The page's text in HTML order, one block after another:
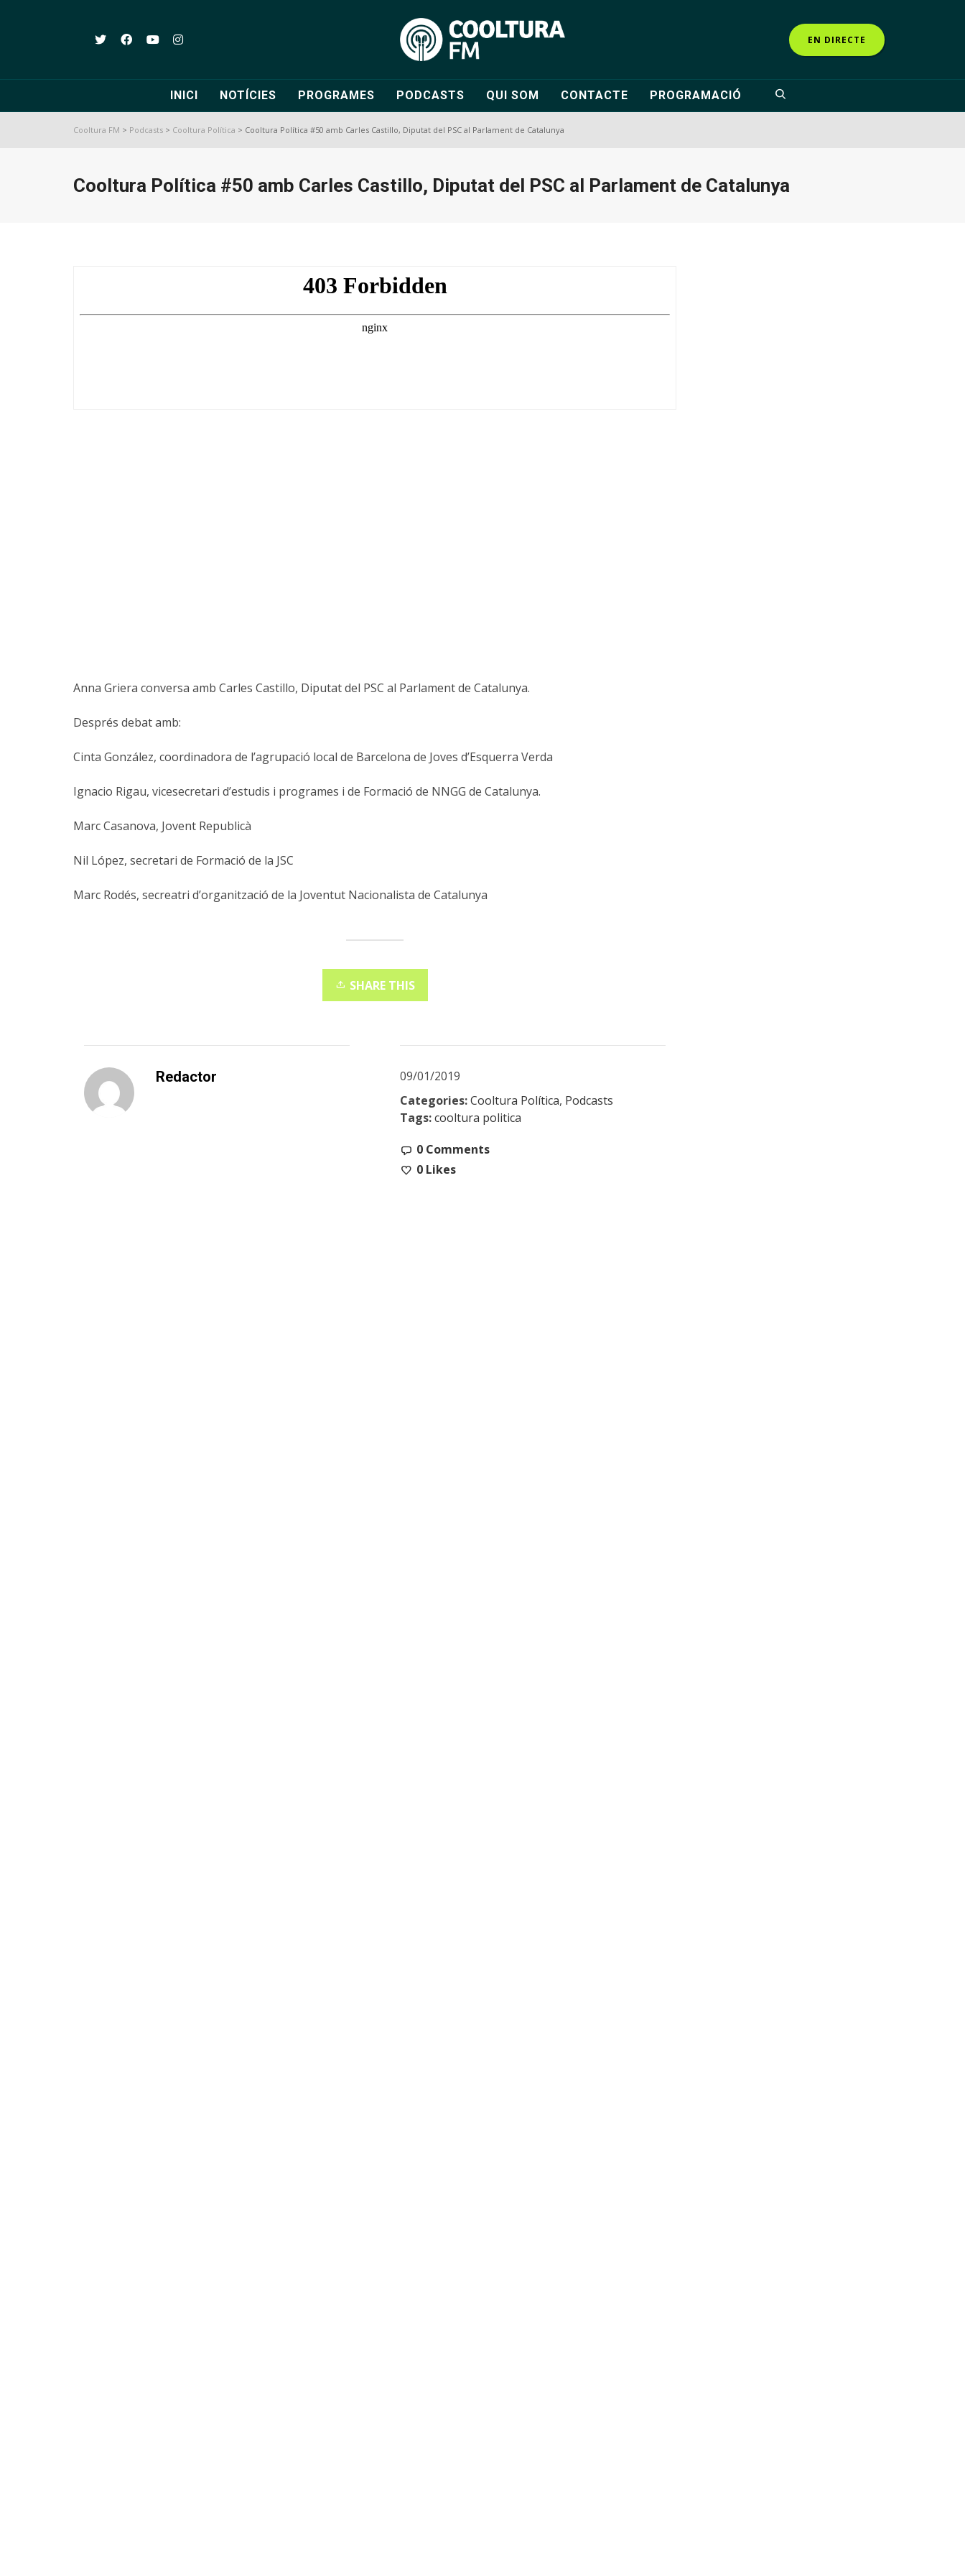
EN DIRECTE
INICI NOTÍCIES PROGRAMES PODCASTS QUI SOM CONTACTE PROGRAMACIÓ
Cooltura FM > Podcasts > Cooltura Política > Cooltura Política #50 amb Carles Castillo, Diputat del PSC al Parlament de Catalunya
Cooltura Política #50 amb Carles Castillo, Diputat del PSC al Parlament de Catalunya
Anna Griera conversa amb Carles Castillo, Diputat del PSC al Parlament de Catalunya.
Després debat amb:
Cinta González, coordinadora de l’agrupació local de Barcelona de Joves d’Esquerra Verda
Ignacio Rigau, vicesecretari d’estudis i programes i de Formació de NNGG de Catalunya.
Marc Casanova, Jovent Republicà
Nil López, secretari de Formació de la JSC
Marc Rodés, secreatri d’organització de la Joventut Nacionalista de Catalunya
SHARE THIS
Redactor
09/01/2019
Categories: Cooltura Política, Podcasts
Tags: cooltura politica
0 Comments
0 Likes